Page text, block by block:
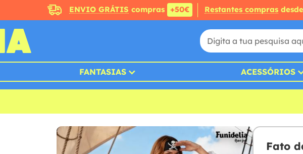
ENVIO GRÁTIS compras +50€ Restantes compras desde
FANTASIAS ACESSÓRIOS
Fato